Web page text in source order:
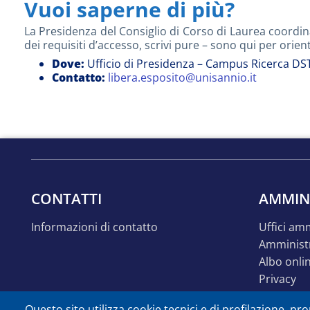
Vuoi saperne di più?
La Presidenza del Consiglio di Corso di Laurea
dei requisiti d’accesso, scrivi pure – sono qui per
Dove: Ufficio di Presidenza – Campus Ricerca
Contatto: libera.esposito@unisannio.it
CONTATTI
informazioni di contatto
uffici
albo
privacy